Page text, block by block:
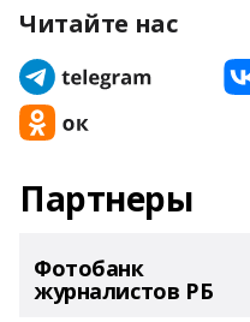
Читайте нас
Партнеры
Фотобанк
журналистов РБ